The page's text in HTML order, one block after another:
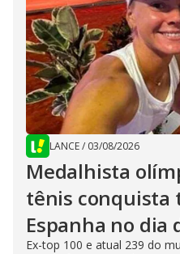
LANCE/ 03/08/2026
Medalhista
tênis conquista
Espanha no dia
Ex-top 100 e atual 239 do